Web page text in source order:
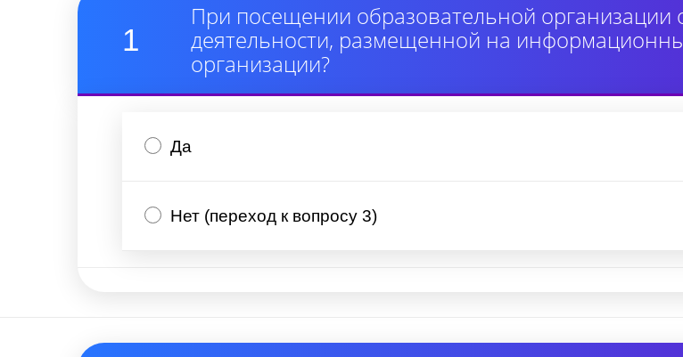
1
При посещении образовательной
деятельности, размещенной на
организации?
Да
Нет (переход к вопросу 3)